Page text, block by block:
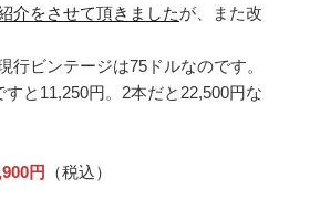
介をさせて頂きましたが、また改
ビンテージは75ドルなのです。
と11,250円。2本だと22,500円な
円 （税込）